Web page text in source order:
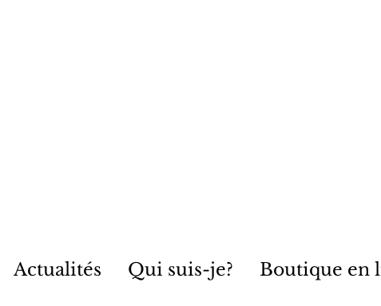
Actualités Qui suis-je? Boutique en